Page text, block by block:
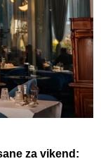
za vikend: